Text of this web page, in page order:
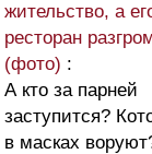
жительство, а
ресторан
(фото) :
А кто за парней
заступится?
в масках